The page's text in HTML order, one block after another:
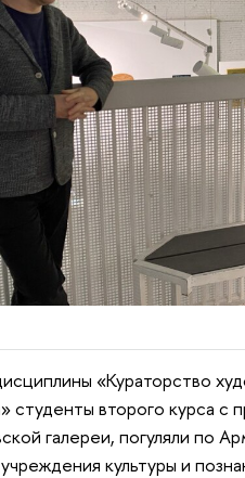
«Кураторство
студенты второго курса с
галереи, погуляли по
культуры и